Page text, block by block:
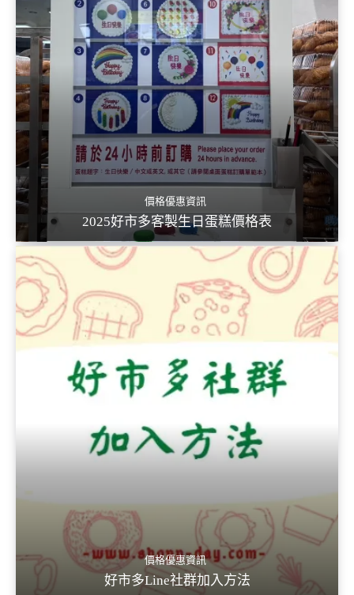
價格優惠資訊
2025好市多客製生日蛋糕價格表
價格優惠資訊
好市多Line社群加入方法